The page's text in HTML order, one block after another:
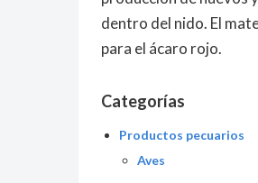
dentro del nido. El
para el ácaro rojo.
Categorías
Productos pecuarios
Aves